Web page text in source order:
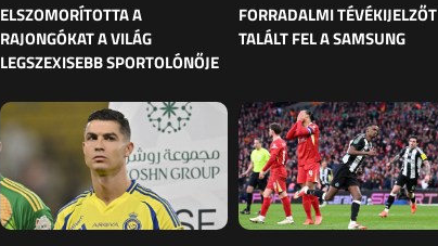
ELSZOMORÍTOTTA A
RAJONGÓKAT A VILÁG
LEGSZEXISEBB SPORTOLÓNŐJE
FORRADALMI TÉVÉKIJELZŐT
TALÁLT FEL A SAMSUNG